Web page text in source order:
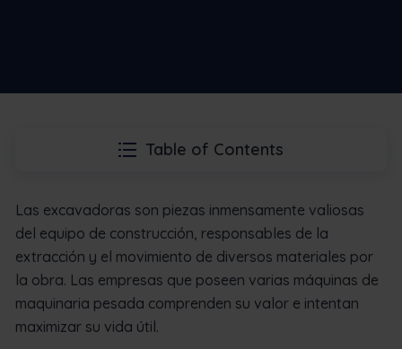
Table of Contents
Las excavadoras son piezas inmensamente valiosas
del equipo de construcción, responsables de la
extracción y el movimiento de diversos materiales por
la obra. Las empresas que poseen varias máquinas de
maquinaria pesada comprenden su valor e intentan
maximizar su vida útil.